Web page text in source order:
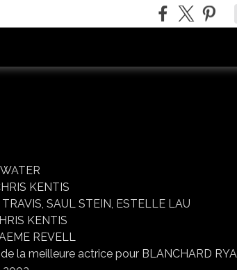
KENTIS
SAUL STEIN, ESTELLE LAU
KENTIS
REVELL
la meilleure actrice pour BLANCHARD